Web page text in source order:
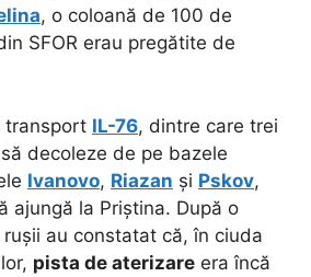
, o coloană de 100 de
SFOR erau pregătite de
transport IL-76, dintre care trei
decoleze de pe bazele
Ivanovo, Riazan și Pskov,
ajungă la Priștina. După o
au constatat că, în ciuda
pista de aterizare era încă